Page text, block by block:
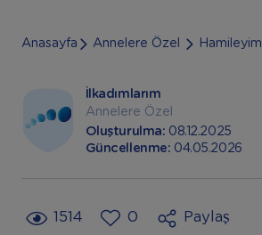
Anasayfa Annelere Özel Hamileyim
İlkadımlarım
Annelere Özel
Oluşturulma: 08.12.2025
Güncellenme: 04.05.2026
1514 0 Paylaş